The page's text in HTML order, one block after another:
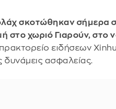
σκοτώθηκαν σήμερα
στο χωριό Γιαρούν, στο
ειδήσεων
δυνάμεις ασφαλείας.